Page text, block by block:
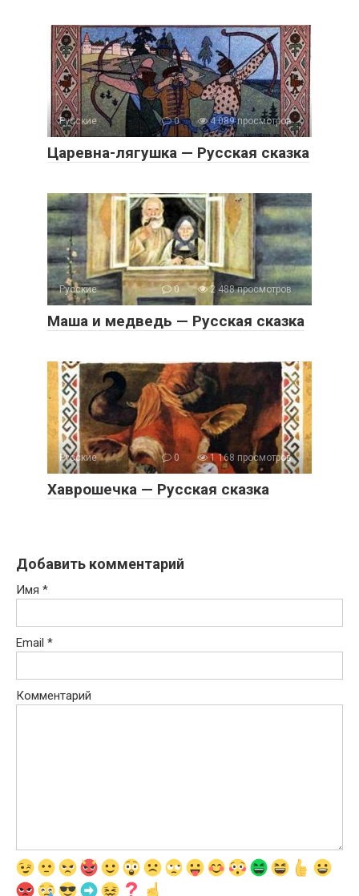
Русские 0 4 089 просмотров
Царевна-лягушка — Русская сказка
Русские 0 2 488 просмотров
Маша и медведь — Русская сказка
Русские 0 1 168 просмотров
Хаврошечка — Русская сказка
Добавить комментарий
Имя *
Email *
Комментарий